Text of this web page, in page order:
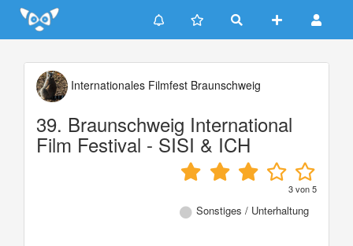
Update cookies preferences
Internationales Filmfest Braunschweig
39. Braunschweig International
Film Festival - SISI & ICH
3von5
Sonstiges / Unterhaltung